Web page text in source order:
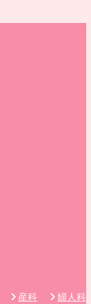
産科
婦人科